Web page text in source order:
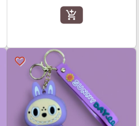
add_shopping_cart
favorite_border